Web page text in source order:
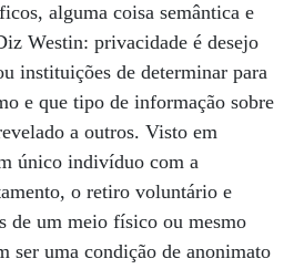
alguma coisa semântica e
Westin: privacidade é desejo
instituições de determinar para
e que tipo de informação sobre
a outros. Visto em
único indivíduo com a
o retiro voluntário e
de um meio físico ou mesmo
ser uma condição de anonimato